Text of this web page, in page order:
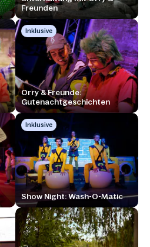
Freunden
Inklusive
Orry & Freunde:
Gutenachtgeschichten
Inklusive
Show Night: Wash-O-Matic